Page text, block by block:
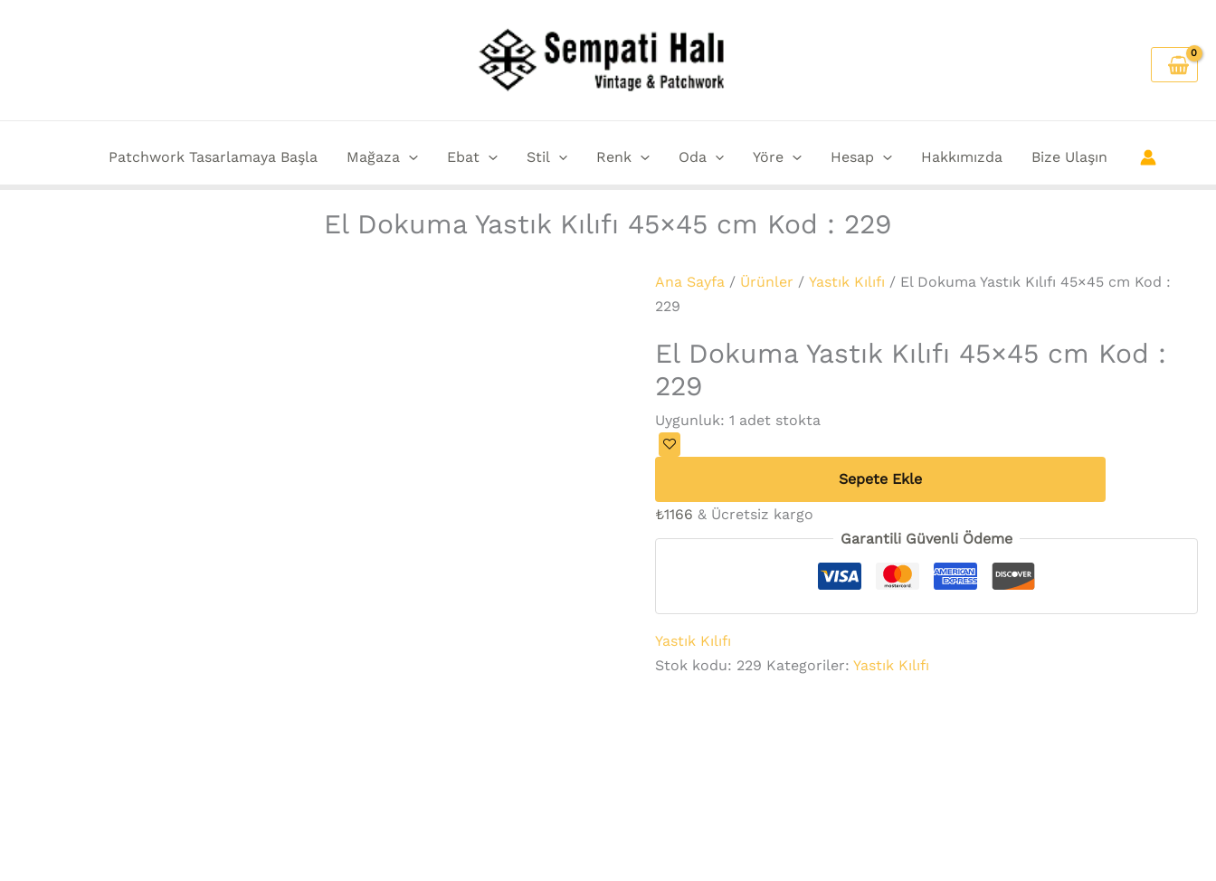
Patchwork Tasarlamaya Başla Mağaza Ebat Stil Renk Oda Yöre Hesap Hakkımızda Bize Ulaşın
El Dokuma Yastık Kılıfı 45×45 cm Kod : 229
Ana Sayfa / Ürünler /Yastık Kılıfı / El Dokuma Yastık Kılıfı 45×45 cm Kod :
229
El Dokuma Yastık Kılıfı 45×45 cm Kod :
229
Uygunluk: 1 adet stokta
Dokuma
Yastık
Kılıfı
Kod
229
Sepete Ekle
₺1166 & Ücretsiz kargo
Garantili Güvenli Ödeme
Yastık Kılıfı
Stok kodu: 229 Kategoriler:Yastık Kılıfı